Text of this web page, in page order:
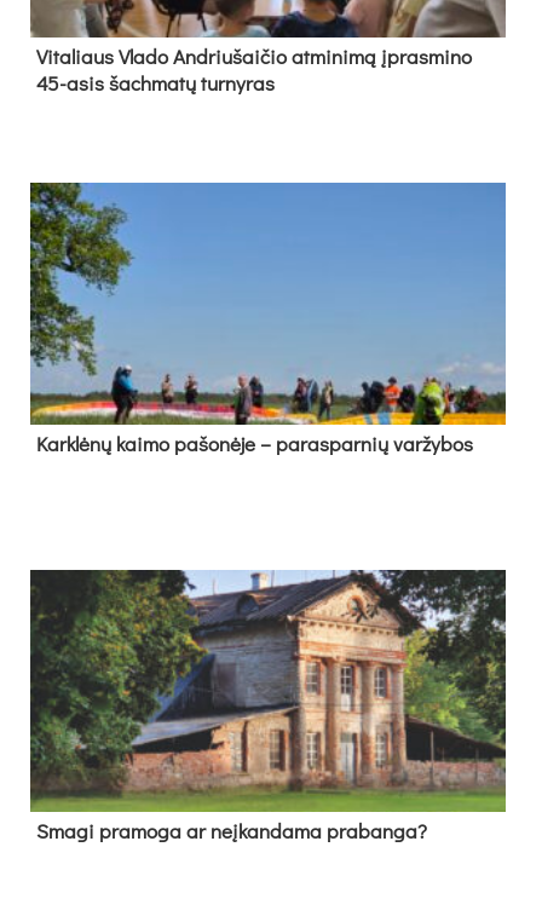
Vi­ta­liaus Vla­do And­riu­šai­čio at­mi­ni­mą įpras­mi­no
45-asis šach­ma­tų tur­ny­ras
Kark­lė­nų kai­mo pa­šo­nė­je – pa­ras­par­nių var­žy­bos
Sma­gi pra­mo­ga ar neį­kan­da­ma pra­ban­ga?